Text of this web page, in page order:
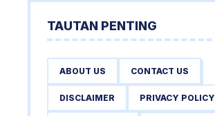
TAUTAN PENTING
ABOUT US CONTACT US
DISCLAIMER PRIVACY POLICY